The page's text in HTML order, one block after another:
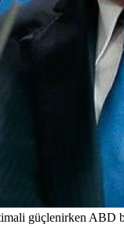
güçlenirken ABD